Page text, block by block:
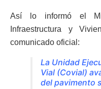
Así lo informó el
Infraestructura y
comunicado oficial:
La Unidad
Vial (Covial)
del pavimento